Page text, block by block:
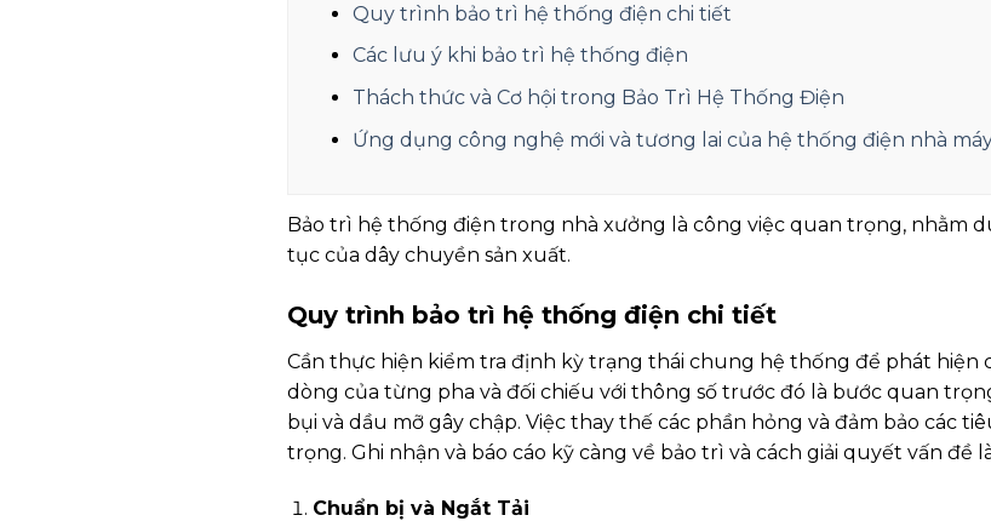
Quy trình bảo trì hệ thống điện chi tiết
Các lưu ý khi bảo trì hệ thống điện
Thách thức và Cơ hội trong Bảo Trì Hệ Thống Điện
Ứng dụng công nghệ mới và tương lai của hệ thống điện nhà
Bảo trì hệ thống điện trong nhà xưởng là công việc quan trọng, nhằm
tục của dây chuyền sản xuất.
Quy trình bảo trì hệ thống điện chi tiết
Cần thực hiện kiểm tra định kỳ trạng thái chung hệ thống để phát hiện
dòng của từng pha và đối chiếu với thông số trước đó là bước quan
bụi và dầu mỡ gây chập. Việc thay thế các phần hỏng và đảm bảo các
trọng. Ghi nhận và báo cáo kỹ càng về bảo trì và cách giải quyết vấn đề
Chuẩn bị và Ngắt Tải